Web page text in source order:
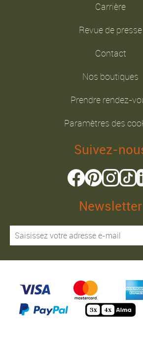
Carrière
Revue de presse
Contact
Nos boutiques
Prendre rendez-
Paramètres des
Suivez-
Newsletter